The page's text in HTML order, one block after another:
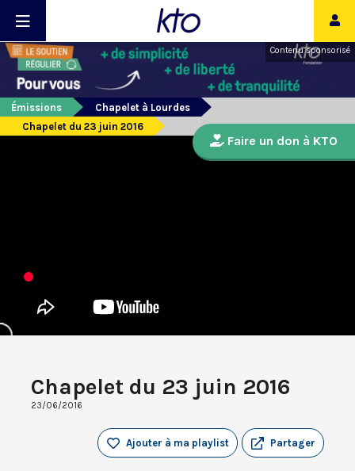
Contenu sponsorisé
Émissions
Chapelet à Lourdes
Chapelet du 23 juin 2016
Chapelet du 23 juin 2016
23/06/2016
Partager
Ajouter à ma playlist
Faire un don à KTO